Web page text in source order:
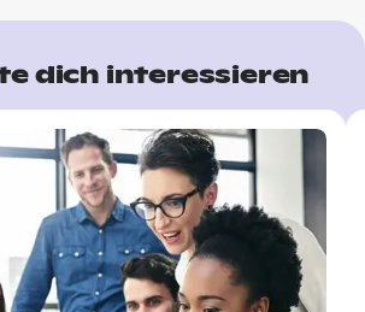
dich interessieren